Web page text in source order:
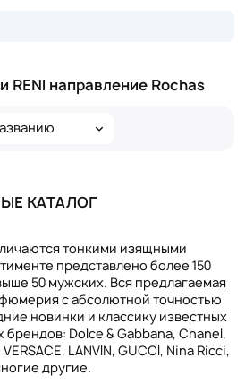
RENI направление Rochas
КАТАЛОГ
тонкими изящными
представлено более 150
50 мужских. Вся предлагаемая
с абсолютной точностью
новинки и классику известных
Dolce & Gabbana, Chanel,
LANVIN, GUCCI, Nina Ricci,
другие.